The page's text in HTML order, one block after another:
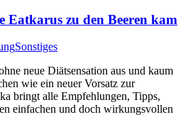
Eatkarus zu den Beeren kam
Sonstiges
neue Diätsensation aus und kaum
wie ein neuer Vorsatz zur
bringt alle Empfehlungen, Tipps,
einfachen und doch wirkungsvollen